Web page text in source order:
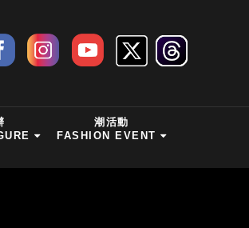
潮活動
FASHION EVENT